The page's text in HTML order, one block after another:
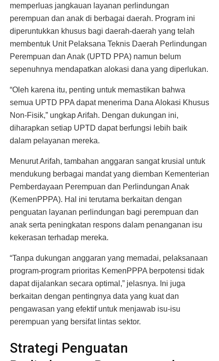
memperluas jangkauan layanan perlindungan
perempuan dan anak di berbagai daerah. Program ini
diperuntukkan khusus bagi daerah-daerah yang telah
membentuk Unit Pelaksana Teknis Daerah Perlindungan
Perempuan dan Anak (UPTD PPA) namun belum
sepenuhnya mendapatkan alokasi dana yang diperlukan.
“Oleh karena itu, penting untuk memastikan bahwa
semua UPTD PPA dapat menerima Dana Alokasi Khusus
Non-Fisik,” ungkap Arifah. Dengan dukungan ini,
diharapkan setiap UPTD dapat berfungsi lebih baik
dalam pelayanan mereka.
Menurut Arifah, tambahan anggaran sangat krusial untuk
mendukung berbagai mandat yang diemban Kementerian
Pemberdayaan Perempuan dan Perlindungan Anak
(KemenPPPA). Hal ini terutama berkaitan dengan
penguatan layanan perlindungan bagi perempuan dan
anak serta peningkatan respons dalam penanganan isu
kekerasan terhadap mereka.
“Tanpa dukungan anggaran yang memadai, pelaksanaan
program-program prioritas KemenPPPA berpotensi tidak
dapat dijalankan secara optimal,” jelasnya. Ini juga
berkaitan dengan pentingnya data yang kuat dan
pengawasan yang efektif untuk menjawab isu-isu
perempuan yang bersifat lintas sektor.
Strategi Penguatan